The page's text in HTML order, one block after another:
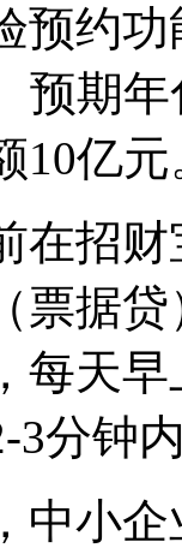
预约
预期
10亿元
在招
票据
每天
3分钟
中小